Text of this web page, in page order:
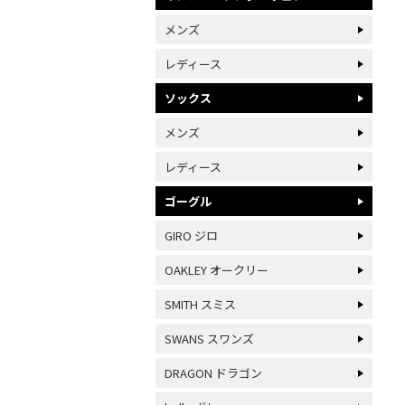
メンズ
レディース
ソックス
メンズ
レディース
ゴーグル
GIRO ジロ
OAKLEY オークリー
SMITH スミス
SWANS スワンズ
DRAGON ドラゴン